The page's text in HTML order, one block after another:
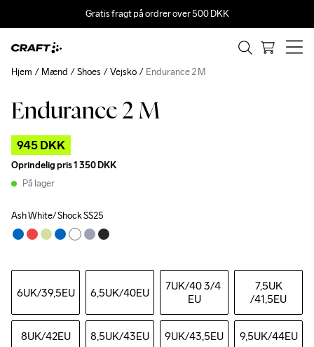
Gratis fragt på ordrer over 500 DKK
Endurance 2 M
945 DKK
Oprindelig pris1 350 DKK
På lager
Ash White/ Shock SS25
6UK/39,5EU 6,5UK/40EU 7UK/40 3/4
EU
7,5UK
/41,5EU
8UK/42EU 8,5UK/43EU 9UK/43,5EU 9,5UK/44EU
Hjem Mænd Shoes Vejsko Endurance 2 M
Outlet